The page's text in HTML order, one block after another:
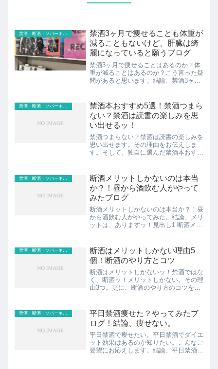
禁酒3ヶ月で痩せることも体重が
減ることもないけど、肝臓は綺
麗になっていると願うブログ
禁酒3ヶ月で痩せることはあるのか？体
重が減ることはあるのか？こう言った疑
問があると思います。結論、禁酒3ヶ月
ヶ月目に入っても体重に関しては何も変
わりませんでした。176...
禁酒本おすすめ5選！禁酒つまら
ない？禁酒は読書の楽しみを思
い出せるッ！
禁酒つまらない？禁酒は読書の楽しみを
思い出せます。その理由をお伝えしま
す。そして、独自に選んだ禁酒本おすす
に「3か月間の禁酒時に読んだらめちゃ
くちゃ面白かった書籍」を紹...
断酒メリットしかないのは本当
か？！昼から酒飲む人がやって
みたブログ
断酒メリットしかないのは本当か？！昼
から酒飲む人がやってみた。結論、メリ
ットは、ありますッ！見出し1.断酒メリ
酒メリットしかないのは本当か？！1日
目から3.断酒メリッ...
禁酒・断酒・ソバーキュリアス
断酒はメリットしかない理由5
個！断酒のやり方とコツ
断酒はメリットしかないッ！禁酒ではな
く、断酒ッ！メリットしかない。その理
由3つ。更に、断酒のやり方のコツを実
リットしかないと思いつつも、飲むとい
う選択も持っているッ！見...
禁酒・断酒・ソバーキュリアス
平日禁酒痩せた？やってみたブ
ログ！結論、痩せない。
平日禁酒で痩せたい。平日禁酒でダイエ
ット効果はあるのか知りたい。こんなご
要望にお応えします。結論、平日禁酒や